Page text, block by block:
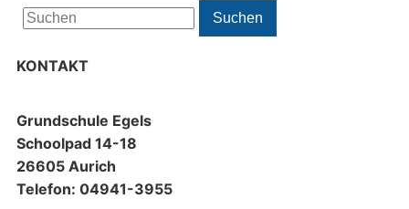
Search
for:
Suchen
KONTAKT
Grundschule Egels
Schoolpad 14-18
26605 Aurich
Telefon: 04941-3955